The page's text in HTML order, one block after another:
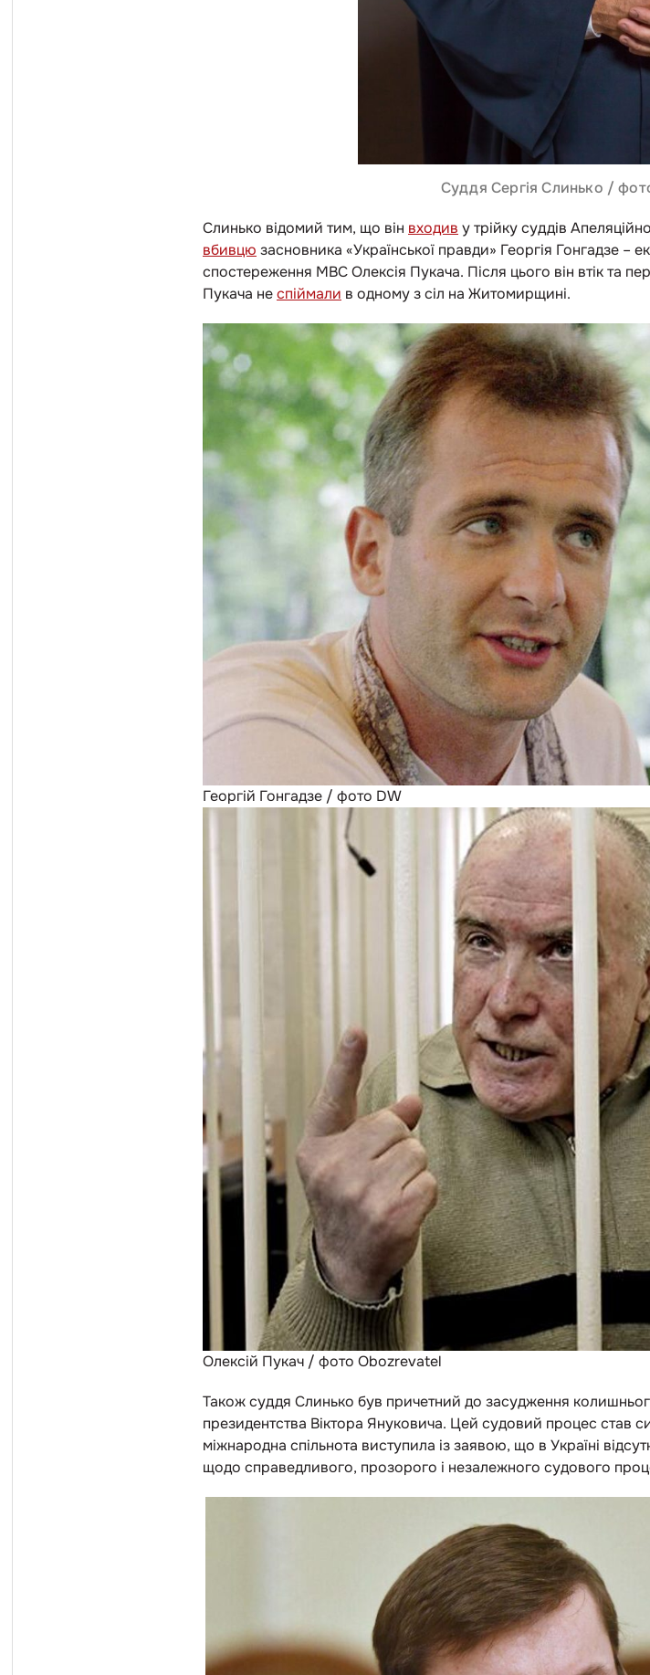
Суддя Сергія Слинько /
Слинько відомий тим, що він входив у трійку суддів
вбивцю засновника «Української правди» Георгія Гонгадзе –
спостереження МВС Олексія Пукача. Після цього він втік та
Пукача неспіймали в одному з сіл на Житомирщині.
Георгій Гонгадзе / фото DW
Олексій Пукач / фото Obozrevatel
Також суддя Слинько був причетний до засудження
президентства Віктора Януковича. Цей судовий процес став
міжнародна спільнота виступила із заявою, що в Україні
щодо справедливого, прозорого і незалежного судового